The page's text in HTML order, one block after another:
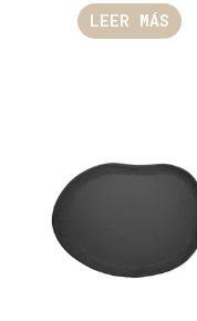
LEER MÁS